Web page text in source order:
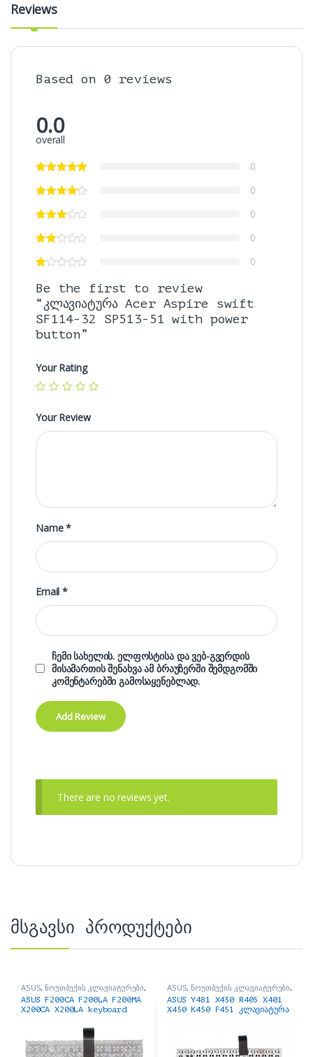
Reviews
Based on 0 reviews
0.0
overall
0
0
0
0
0
Be the first to review
“კლავიატურა Acer Aspire swift
SF114-32 SP513-51 with power
button”
Your Rating
Your Review
Name*
Email*
ჩემი სახელის. ელფოსტისა და ვებ-გვერდის
მისამართის შენახვა ამ ბრაუზერში შემდგომში
კომენტარებში გამოსაყენებლად.
There are no reviews yet.
მსგავსი პროდუქტები
ASUS,ნოუთბუქის კლავიატურები,
ნოუთბუქის ნაწილები და
აქსესუარები
ASUS F200CA F200LA F200MA
X200CA X200LA keyboard
ASUS,ნოუთბუქის კლავიატურები,
ნოუთბუქის ნაწილები და
აქსესუარები
ASUS Y481 X450 R405 X401
X450 K450 F451 კლავიატურა